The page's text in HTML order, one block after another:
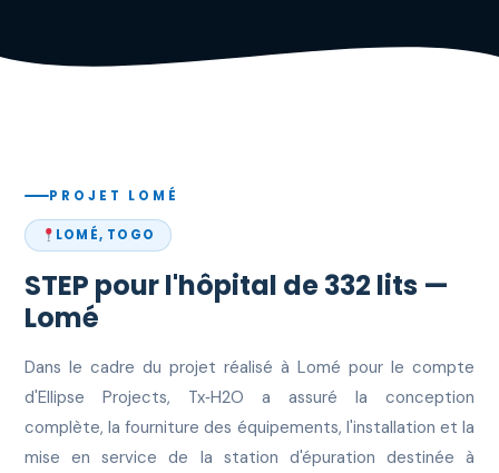
PROJET LOMÉ
LOMÉ, TOGO
STEP pour l'hôpital de 332 lits —
Lomé
Dans le cadre du projet réalisé à Lomé pour le compte
d'Ellipse Projects, Tx‑H2O a assuré la conception
complète, la fourniture des équipements, l'installation et la
mise en service de la station d'épuration destinée à